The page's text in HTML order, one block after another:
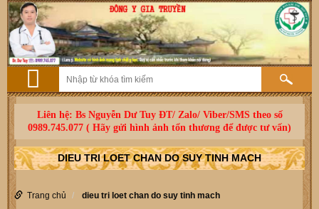
Liên hệ: Bs Nguyễn Dư Tuy ĐT/ Zalo/ Viber/SMS theo số
0989.745.077 ( Hãy gửi hình ảnh tổn thương để được tư vấn)
DIEU TRI LOET CHAN DO SUY TINH MACH
Trang chủ dieu tri loet chan do suy tinh mach